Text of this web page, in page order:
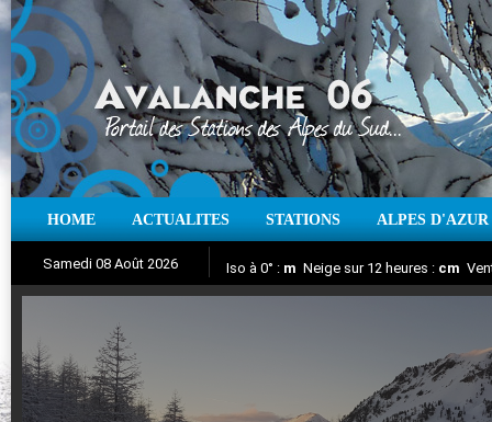
HOME ACTUALITES STATIONS ALPES D'AZUR
Samedi 08 Août 2026 Iso à 0° : m Neige sur 12 heures : cm